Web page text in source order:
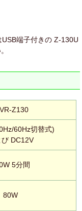
端子付きの Z-130U
Z130
60Hz切替式)
び DC12V
5分間
80W